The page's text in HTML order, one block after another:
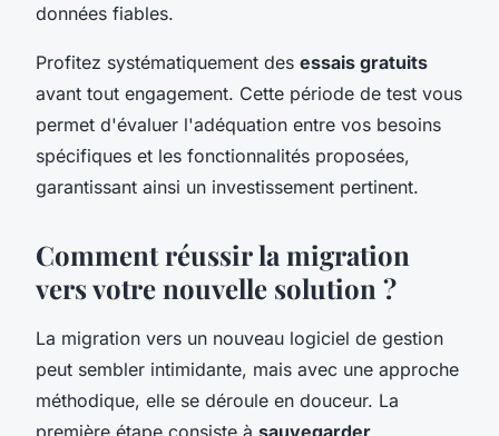
données fiables.
Profitez systématiquement des essais gratuits
avant tout engagement. Cette période de test vous
permet d'évaluer l'adéquation entre vos besoins
spécifiques et les fonctionnalités proposées,
garantissant ainsi un investissement pertinent.
Comment réussir la migration
vers votre nouvelle solution ?
La migration vers un nouveau logiciel de gestion
peut sembler intimidante, mais avec une approche
méthodique, elle se déroule en douceur. La
première étape consiste à sauvegarder